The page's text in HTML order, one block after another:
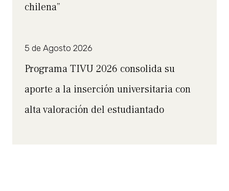
chilena”
5 de Agosto 2026
Programa TIVU 2026 consolida su
aporte a la inserción universitaria con
alta valoración del estudiantado